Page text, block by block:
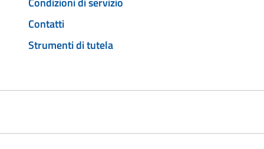
Contatti
Strumenti di tutela